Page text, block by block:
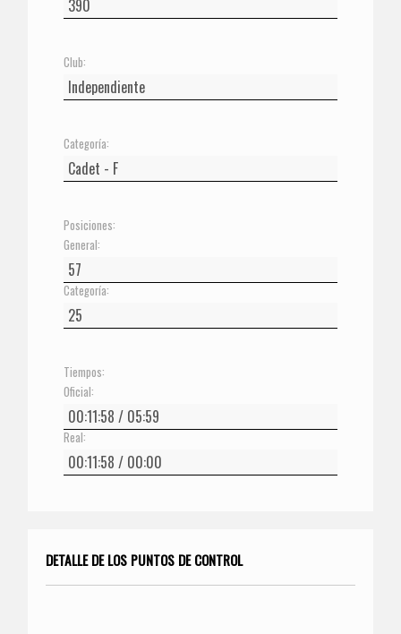
Club:
Categoría:
Posiciones:
General:
Categoría:
Tiempos:
Oficial:
Real:
DETALLE DE LOS PUNTOS DE CONTROL